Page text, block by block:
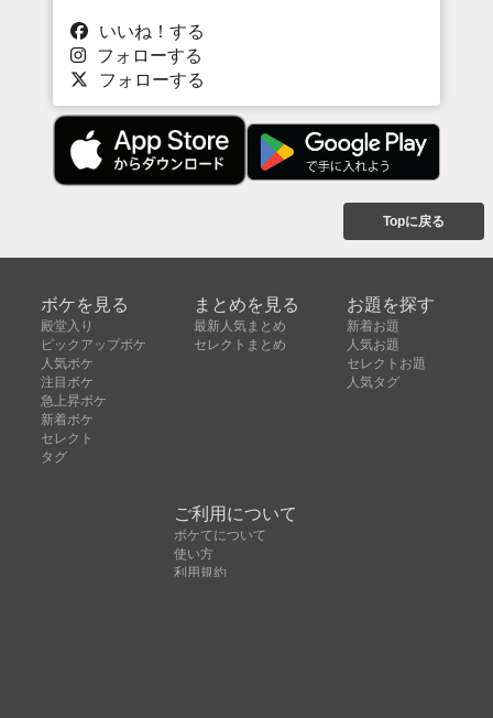
いいね！する
フォローする
フォローする
Topに戻る
ボケを見る
殿堂入り
ピックアップボケ
人気ボケ
注目ボケ
急上昇ボケ
新着ボケ
セレクト
タグ
まとめを見る
最新人気まとめ
セレクトまとめ
お題を探す
新着お題
人気お題
セレクトお題
人気タグ
ご利用について
ボケてについて
使い方
利用規約